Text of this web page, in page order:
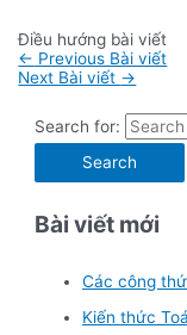
Điều hướng bài viết
← Previous Bài viết
Next Bài viết →
Search for:
Bài viết mới
Các công
Kiến thức